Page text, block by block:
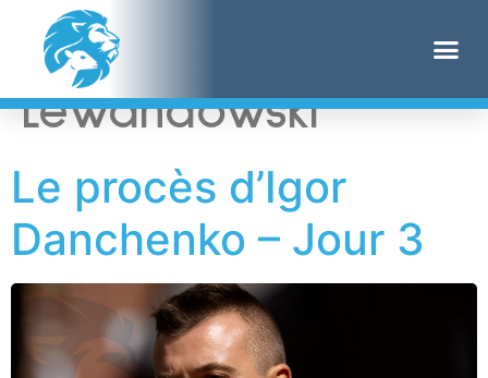
Étiquette :
Lewandowski
Le procès d’Igor
Danchenko – Jour 3